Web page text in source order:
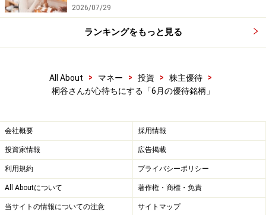
2026/07/29
ランキングをもっと見る
All About > マネー > 投資 > 株主優待
>
桐谷さんが心待ちにする「6月の優待銘柄」
会社概要 採用情報
投資家情報 広告掲載
利用規約 プライバシーポリシー
All Aboutについて 著作権・商標・免責
当サイトの情報についての注意 サイトマップ